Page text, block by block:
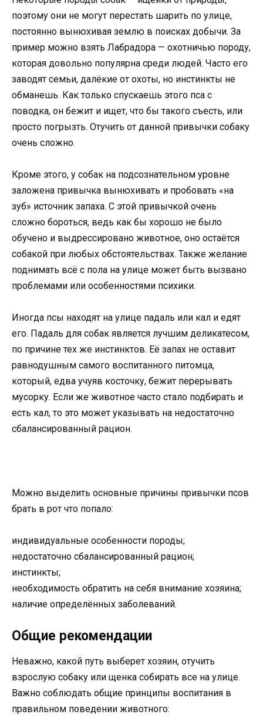
поэтому они не могут перестать шарить по улице,
постоянно вынюхивая землю в поисках добычи. За
пример можно взять Лабрадора — охотничью породу,
которая довольно популярна среди людей. Часто его
заводят семьи, далёкие от охоты, но инстинкты не
обманешь. Как только спускаешь этого пса с
поводка, он бежит и ищет, что бы такого съесть, или
просто погрызть. Отучить от данной привычки собаку
очень сложно.
Кроме этого, у собак на подсознательном уровне
заложена привычка вынюхивать и пробовать «на
зуб» источник запаха. С этой привычкой очень
сложно бороться, ведь как бы хорошо не было
обучено и выдрессировано животное, оно остаётся
собакой при любых обстоятельствах. Также желание
поднимать всё с пола на улице может быть вызвано
проблемами или особенностями психики.
Иногда псы находят на улице падаль или кал и едят
его. Падаль для собак является лучшим деликатесом,
по причине тех же инстинктов. Её запах не оставит
равнодушным самого воспитанного питомца,
который, едва учуяв косточку, бежит перерывать
мусорку. Если же животное часто стало подбирать и
есть кал, то это может указывать на недостаточно
сбалансированный рацион.
Можно выделить основные причины привычки псов
брать в рот что попало:
индивидуальные особенности породы;
недостаточно сбалансированный рацион;
инстинкты;
необходимость обратить на себя внимание хозяина;
наличие определённых заболеваний.
Общие рекомендации
Неважно, какой путь выберет хозяин, отучить
взрослую собаку или щенка собирать все на улице.
Важно соблюдать общие принципы воспитания в
правильном поведении животного: